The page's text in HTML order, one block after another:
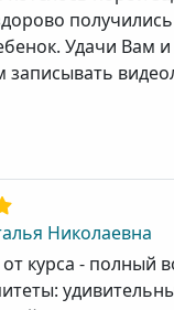
Удачи Вам и
записывать
Николаевна
курса - полный